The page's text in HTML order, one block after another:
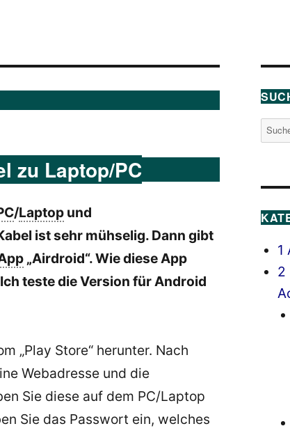
zu Laptop/PC
/Laptopund
ist sehr mühselig. Dann gibt
„Airdroid“. Wie diese App
teste die Version für Android
„Play Store“ herunter. Nach
Webadresse und die
Sie diese auf dem PC/Laptop
Sie das Passwort ein, welches
1
2